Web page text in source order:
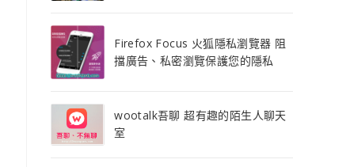
Firefox Focus 火狐隱私瀏覽器 阻
擋廣告、私密瀏覽保護您的隱私
wootalk吾聊 超有趣的陌生人聊天
室